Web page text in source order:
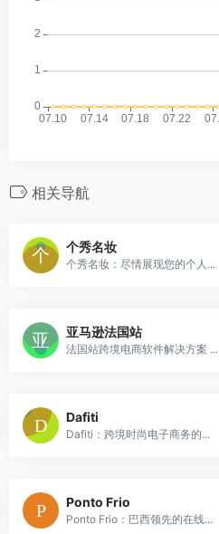
相关导航
个秀名妆
个秀名妆：尽情展现您的个人...
亚马逊法国站
法国站跨境电商软件解决方案 ...
Dafiti
Dafiti：跨境时尚电子商务的...
Ponto Frio
Ponto Frio：巴西领先的在线...